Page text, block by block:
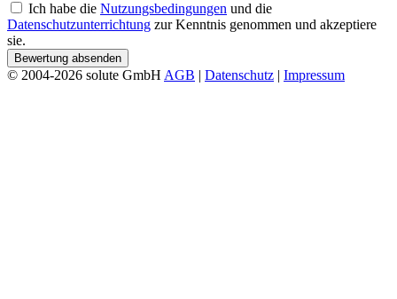
Ich habe die Nutzungsbedingungen und die
Datenschutzunterrichtung zur Kenntnis genommen und akzeptiere
sie.
Bewertung absenden
© 2004-2026 solute GmbH AGB | Datenschutz | Impressum